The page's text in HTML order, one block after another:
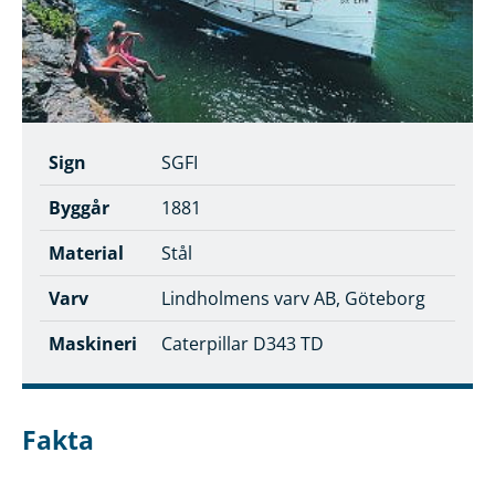
Sign
SGFI
Byggår
1881
Material
Stål
Varv
Lindholmens varv AB, Göteborg
Maskineri
Caterpillar D343 TD
Fakta